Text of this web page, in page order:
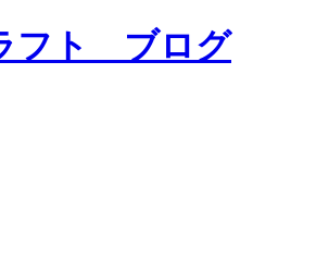
フト ブログ